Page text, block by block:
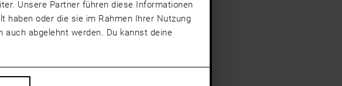
Unsere Partner führen diese Informationen
haben oder die sie im Rahmen Ihrer Nutzung
auch abgelehnt werden. Du kannst deine